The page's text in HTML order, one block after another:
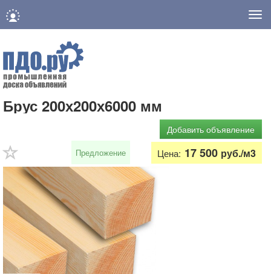
Брус 200х200х6000 мм
Добавить объявление
Предложение Цена: 17 500 руб./м3